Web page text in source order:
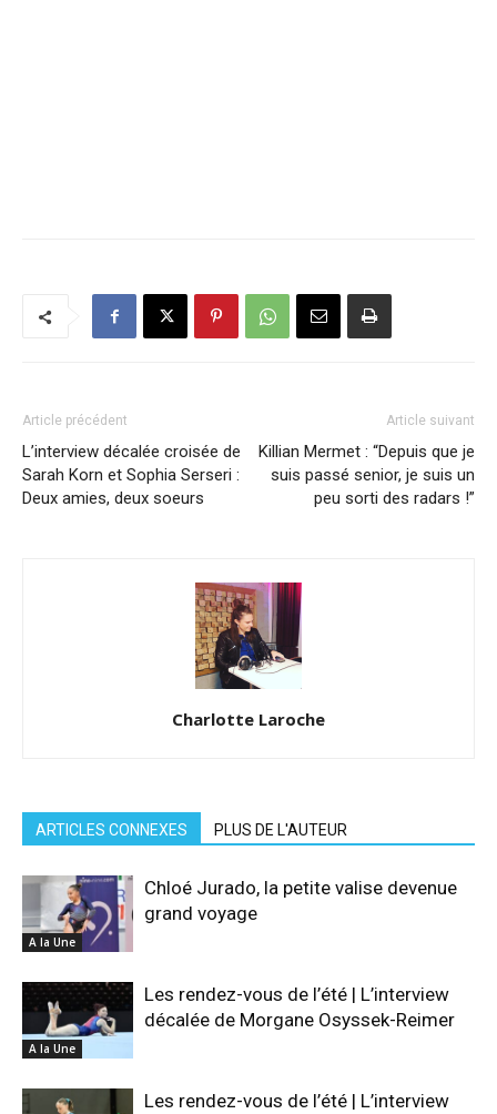
Article précédent
L’interview décalée croisée de
Sarah Korn et Sophia Serseri :
Deux amies, deux soeurs
Article suivant
Killian Mermet : “Depuis que je
suis passé senior, je suis un
peu sorti des radars !”
Charlotte Laroche
ARTICLES CONNEXES PLUS DE L'AUTEUR
A la Une
Chloé Jurado, la petite valise devenue
grand voyage
A la Une
Les rendez-vous de l’été | L’interview
décalée de Morgane Osyssek-Reimer
Les rendez-vous de l’été | L’interview